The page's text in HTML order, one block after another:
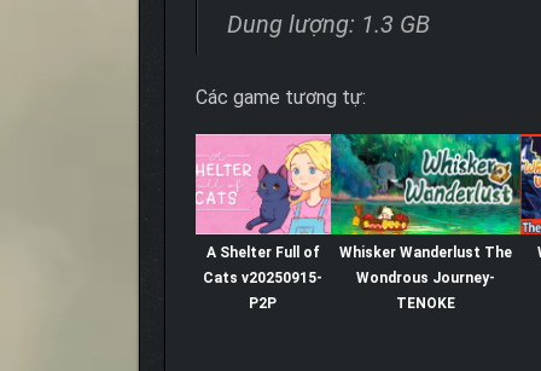
Dung lượng: 1.3 GB
Các game tương tự:
A Shelter Full of
Cats v20250915-
P2P
Whisker Wanderlust The
Wondrous Journey-
TENOKE